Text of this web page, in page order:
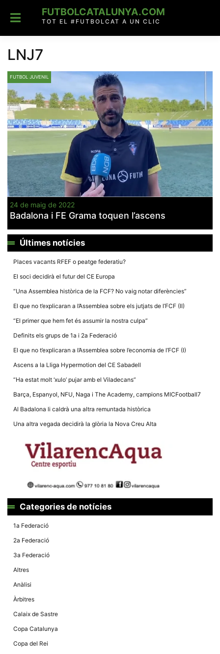
content
FUTBOLCATALUNYA.COM
TOT EL #FUTBOLCAT A UN CLIC
LNJ7
FUTBOL JUVENIL
24 de maig de 2022
Badalona i FE Grama toquen l’ascens
Últimes notícies
Places vacants RFEF o peatge federatiu?
El soci decidirà el futur del CE Europa
“Una Assemblea històrica de la FCF? No vaig notar diferències”
El que no t’explicaran a l’Assemblea sobre els jutjats de l’FCF (II)
“El primer que hem fet és assumir la nostra culpa”
Definits els grups de 1a i 2a Federació
El que no t’explicaran a l’Assemblea sobre l’economia de l’FCF (I)
Ascens a la Lliga Hypermotion del CE Sabadell
“Ha estat molt ‘xulo’ pujar amb el Viladecans”
Barça, Espanyol, NFU, Naga i The Academy, campions MICFootball7
Al Badalona li caldrà una altra remuntada històrica
Una altra vegada decidirà la glòria la Nova Creu Alta
Categories de notícies
1a Federació
2a Federació
3a Federació
Altres
Anàlisi
Àrbitres
Calaix de Sastre
Copa Catalunya
Copa del Rei
cookies no
opcionals,
necessàries
web.
Estadístiques
Recopilem
dades
estadístiques
anònima d'ús
i la seva
estructura.
Experiència
d'usuari